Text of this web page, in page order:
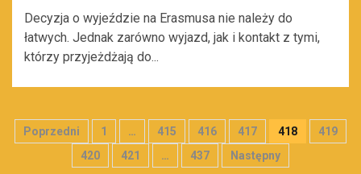
Decyzja o wyjeździe na Erasmusa nie należy do
łatwych. Jednak zarówno wyjazd, jak i kontakt z tymi,
którzy przyjeżdżają do...
Stronicowanie
wpisów
Poprzedni 1 … 415 416 417 418
419
420
421 … 437 Następny